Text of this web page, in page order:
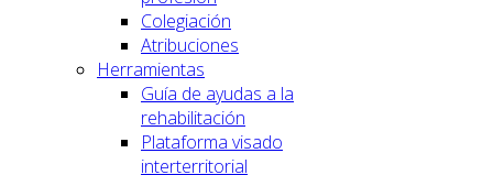
Colegiación
Atribuciones
Herramientas
Guía de ayudas a la
rehabilitación
Plataforma visado
interterritorial